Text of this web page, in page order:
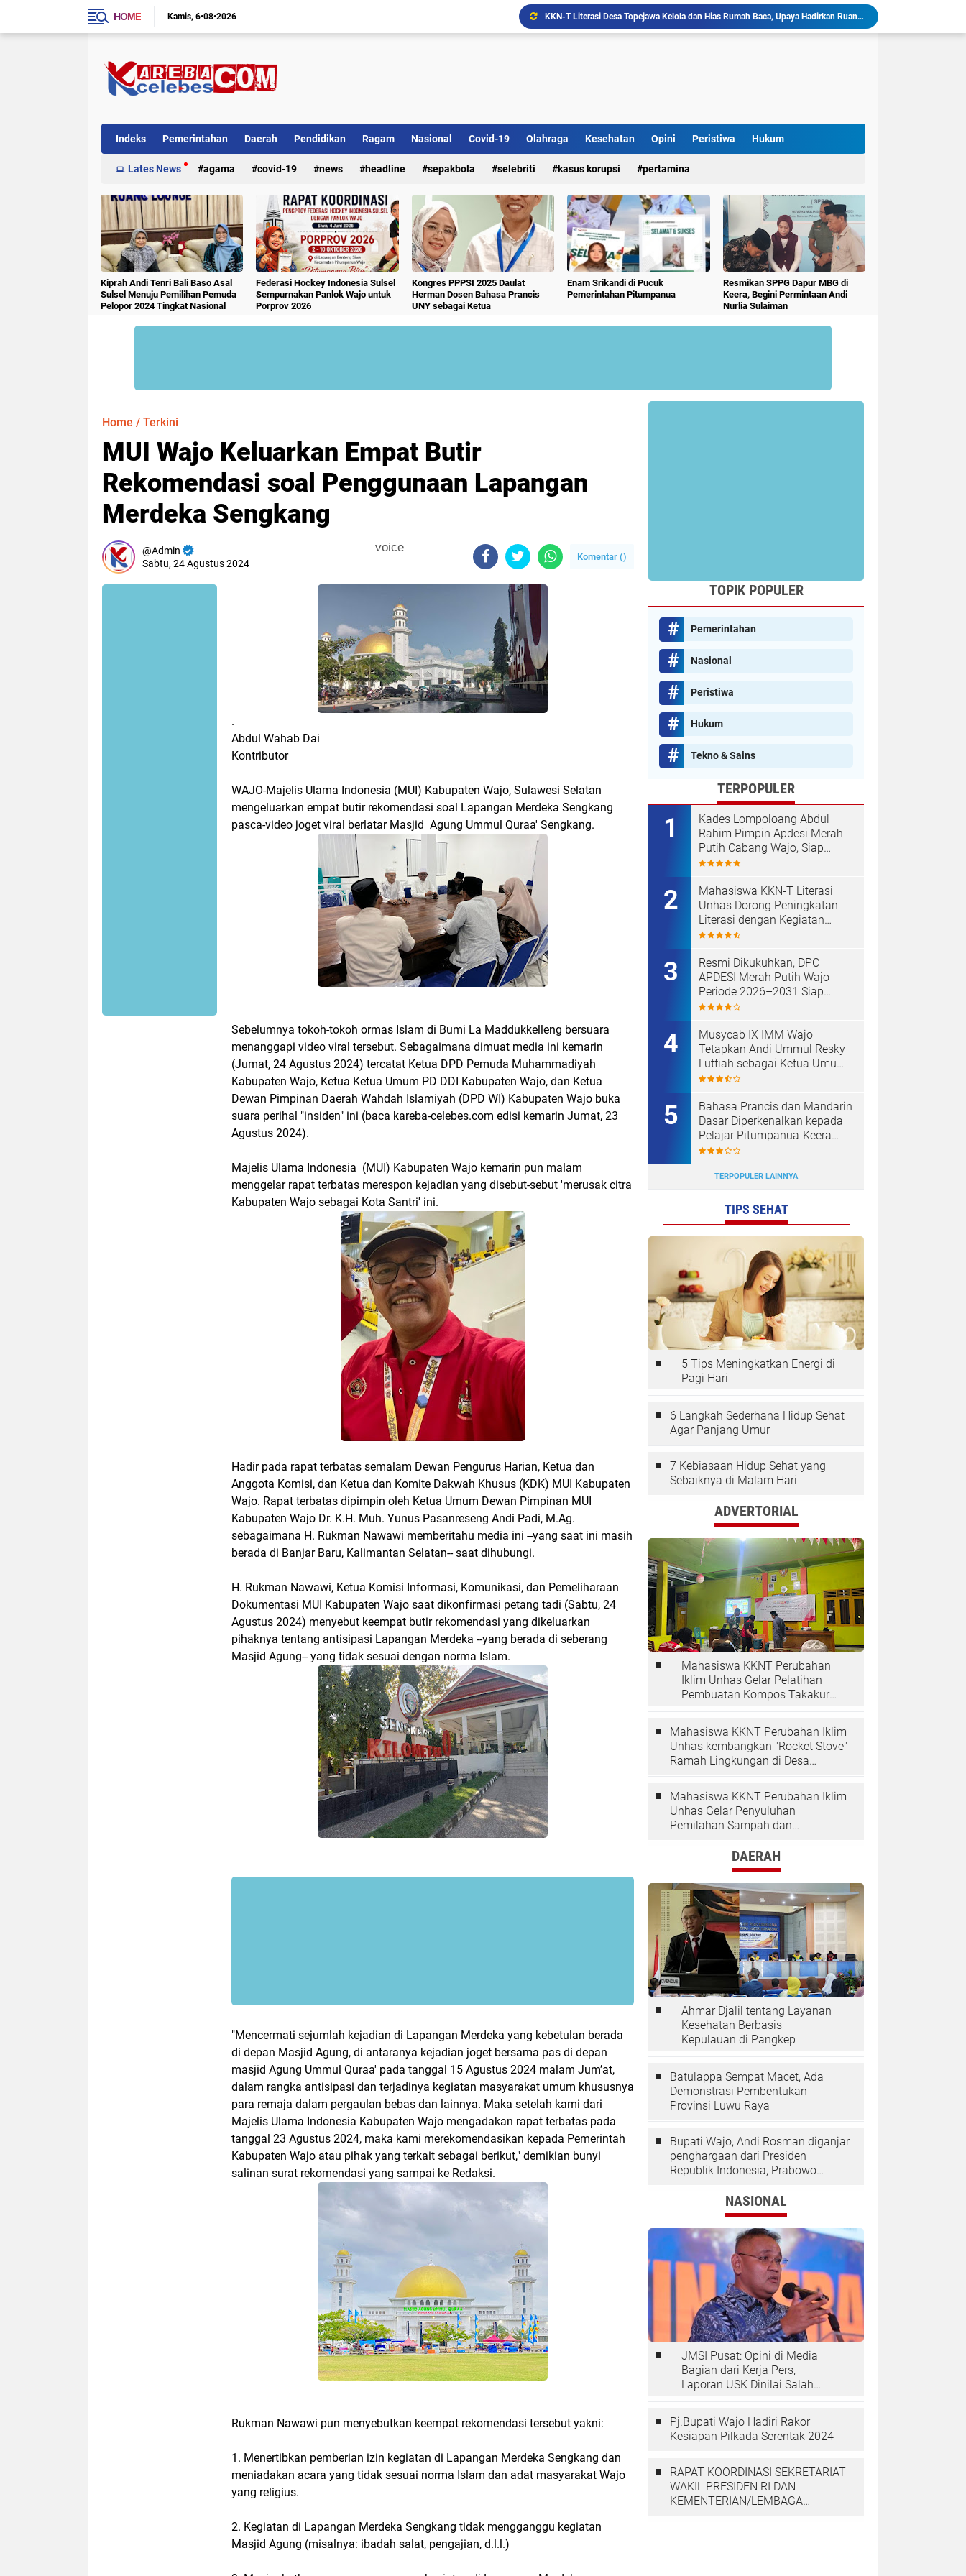
HOME Kamis 6•08•2026
Ada Bank Sampah di Simpellu, Diinisiasi oleh Mahasiswa KKN Unhas Gel.116
Mahasiswa KKN-T Unhas Gelombang 116 di Desa Simpellu Kembangkan Semprot Antinyamuk Alami
Mahasiswa KKN-T Literasi Unhas Laksanakan Kunjungan Literasi ke Rumah Baca Lo’mo Topejawa Bersama Siswa UPT SDN 66 Kajang
Indeks Pemerintahan Daerah Pendidikan Ragam Nasional Covid-19 Olahraga Kesehatan Opini Peristiwa Hukum
Internasional Kriminal
Lates News agama covid-19 news headline sepakbola selebriti kasus korupsi pertamina
Kiprah Andi Tenri Bali Baso Asal
Sulsel Menuju Pemilihan Pemuda
Pelopor 2024 Tingkat Nasional
Federasi Hockey Indonesia Sulsel
Sempurnakan Panlok Wajo untuk
Porprov 2026
Kongres PPPSI 2025 Daulat
Herman Dosen Bahasa Prancis
UNY sebagai Ketua
Enam Srikandi di Pucuk
Pemerintahan Pitumpanua
Resmikan SPPG Dapur MBG di
Keera, Begini Permintaan Andi
Nurlia Sulaiman
Home / Terkini
MUI Wajo Keluarkan Empat Butir
Rekomendasi soal Penggunaan Lapangan
Merdeka Sengkang
Admin
Sabtu, 24 Agustus 2024
voice
Komentar ()
.
Abdul Wahab Dai
Kontributor
WAJO-Majelis Ulama Indonesia (MUI) Kabupaten Wajo, Sulawesi Selatan
mengeluarkan empat butir rekomendasi soal Lapangan Merdeka Sengkang
pasca-video joget viral berlatar Masjid Agung Ummul Quraa' Sengkang.
Sebelumnya tokoh-tokoh ormas Islam di Bumi La Maddukkelleng bersuara
menanggapi video viral tersebut. Sebagaimana dimuat media ini kemarin
(Jumat, 24 Agustus 2024) tercatat Ketua DPD Pemuda Muhammadiyah
Kabupaten Wajo, Ketua Ketua Umum PD DDI Kabupaten Wajo, dan Ketua
Dewan Pimpinan Daerah Wahdah Islamiyah (DPD WI) Kabupaten Wajo buka
suara perihal "insiden" ini (baca kareba-celebes.com edisi kemarin Jumat, 23
Agustus 2024).
Majelis Ulama Indonesia (MUI) Kabupaten Wajo kemarin pun malam
menggelar rapat terbatas merespon kejadian yang disebut-sebut 'merusak citra
Kabupaten Wajo sebagai Kota Santri' ini.
Hadir pada rapat terbatas semalam Dewan Pengurus Harian, Ketua dan
Anggota Komisi, dan Ketua dan Komite Dakwah Khusus (KDK) MUI Kabupaten
Wajo. Rapat terbatas dipimpin oleh Ketua Umum Dewan Pimpinan MUI
Kabupaten Wajo Dr. K.H. Muh. Yunus Pasanreseng Andi Padi, M.Ag.
sebagaimana H. Rukman Nawawi memberitahu media ini --yang saat ini masih
berada di Banjar Baru, Kalimantan Selatan-- saat dihubungi.
H. Rukman Nawawi, Ketua Komisi Informasi, Komunikasi, dan Pemeliharaan
Dokumentasi MUI Kabupaten Wajo saat dikonfirmasi petang tadi (Sabtu, 24
Agustus 2024) menyebut keempat butir rekomendasi yang dikeluarkan
pihaknya tentang antisipasi Lapangan Merdeka --yang berada di seberang
Masjid Agung-- yang tidak sesuai dengan norma Islam.
"Mencermati sejumlah kejadian di Lapangan Merdeka yang kebetulan berada
di depan Masjid Agung, di antaranya kejadian joget bersama pas di depan
masjid Agung Ummul Quraa' pada tanggal 15 Agustus 2024 malam Jum’at,
dalam rangka antisipasi dan terjadinya kegiatan masyarakat umum khususnya
para remaja dalam pergaulan bebas dan lainnya. Maka setelah kami dari
Majelis Ulama Indonesia Kabupaten Wajo mengadakan rapat terbatas pada
tanggal 23 Agustus 2024, maka kami merekomendasikan kepada Pemerintah
Kabupaten Wajo atau pihak yang terkait sebagai berikut," demikian bunyi
salinan surat rekomendasi yang sampai ke Redaksi.
Rukman Nawawi pun menyebutkan keempat rekomendasi tersebut yakni:
1. Menertibkan pemberian izin kegiatan di Lapangan Merdeka Sengkang dan
meniadakan acara yang tidak sesuai norma Islam dan adat masyarakat Wajo
yang religius.
2. Kegiatan di Lapangan Merdeka Sengkang tidak mengganggu kegiatan
Masjid Agung (misalnya: ibadah salat, pengajian, d.l.l.)
TOPIK POPULER
Pemerintahan
Nasional
Peristiwa
Hukum
Tekno & Sains
TERPOPULER
Kades Lompoloang Abdul
Rahim Pimpin Apdesi Merah
Putih Cabang Wajo, Siap
Kawal Koperasi Merah Putih
Mahasiswa KKN-T Literasi
Unhas Dorong Peningkatan
Literasi dengan Kegiatan
Membaca Nyaring dan Cerdas
66 Kajang
Resmi Dikukuhkan, DPC
APDESI Merah Putih Wajo
Periode 2026–2031 Siap
Kawal Kemajuan Desa dan
Musycab IX IMM Wajo
Tetapkan Andi Ummul Resky
Lutfiah sebagai Ketua Umum
Terpilih
Bahasa Prancis dan Mandarin
Dasar Diperkenalkan kepada
Pelajar Pitumpanua-Keera
oleh Mahasiswa KKN Unhas
TERPOPULER LAINNYA
TIPS SEHAT
5 Tips Meningkatkan Energi di
Pagi Hari
6 Langkah Sederhana Hidup Sehat
Agar Panjang Umur
7 Kebiasaan Hidup Sehat yang
Sebaiknya di Malam Hari
ADVERTORIAL
Mahasiswa KKNT Perubahan
Iklim Unhas Gelar Pelatihan
Pembuatan Kompos Takakura
Mahasiswa KKNT Perubahan Iklim
Unhas kembangkan "Rocket Stove"
Ramah Lingkungan di Desa
Mahasiswa KKNT Perubahan Iklim
Unhas Gelar Penyuluhan
Pemilahan Sampah dan
Desa KalolingDAERAH
Ahmar Djalil tentang Layanan
Kesehatan Berbasis
Kepulauan di Pangkep
Batulappa Sempat Macet, Ada
Demonstrasi Pembentukan
Provinsi Luwu Raya
Bupati Wajo, Andi Rosman diganjar
penghargaan dari Presiden
Republik Indonesia, Prabowo
NASIONAL
JMSI Pusat: Opini di Media
Bagian dari Kerja Pers,
Laporan USK Dinilai Salah
Pj.Bupati Wajo Hadiri Rakor
Kesiapan Pilkada Serentak 2024
RAPAT KOORDINASI SEKRETARIAT
WAKIL PRESIDEN RI DAN
KEMENTERIAN/LEMBAGA